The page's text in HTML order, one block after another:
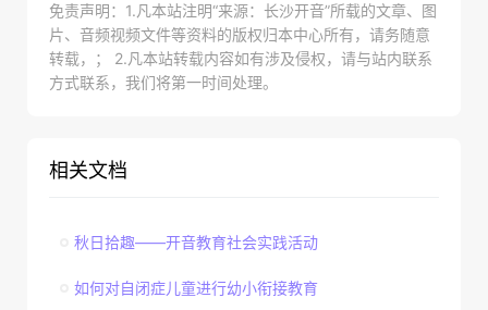
免责声明：1.凡本站注明“来源：长沙开音”所载的文章、图
片、音频视频文件等资料的版权归本中心所有，请务随意
转载，； 2.凡本站转载内容如有涉及侵权，请与站内联系
方式联系，我们将第一时间处理。
相关文档
秋日拾趣——开音教育社会实践活动
如何对自闭症儿童进行幼小衔接教育